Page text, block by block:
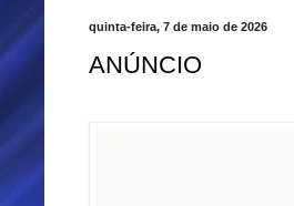
quinta-feira, 7 de maio de 2026
ANÚNCIO